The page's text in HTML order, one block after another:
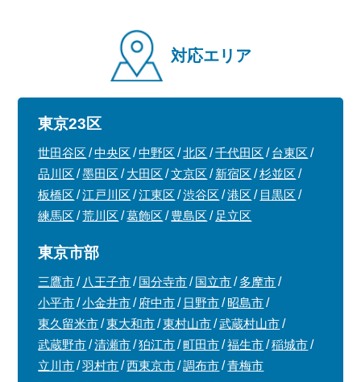
対応エリア
東京23区
世田谷区 中央区 中野区 北区 千代田区
台東区
品川区
墨田区 大田区 文京区 新宿区
杉並区
板橋区
江戸川区 江東区 渋谷区 港区
目黒区
練馬区
荒川区 葛飾区 豊島区 足立区
東京市部
三鷹市 八王子市 国分寺市 国立市
多摩市
小平市
小金井市 府中市 日野市
昭島市
東久留米市
東大和市 東村山市
武蔵村山市
武蔵野市
清瀬市 狛江市 町田市 福生市
稲城市
立川市
羽村市 西東京市 調布市 青梅市